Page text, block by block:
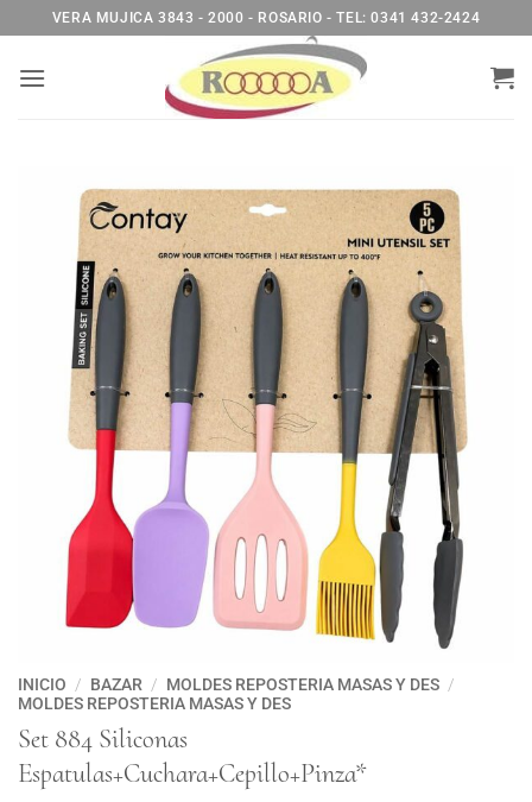
al
contenido
VERA MUJICA 3843 - 2000 - ROSARIO - TEL: 0341 432-2424
INICIO / BAZAR / MOLDES REPOSTERIA MASAS Y DES /
MOLDES REPOSTERIA MASAS Y DES
Set 884 Siliconas
Espatulas+Cuchara+Cepillo+Pinza*